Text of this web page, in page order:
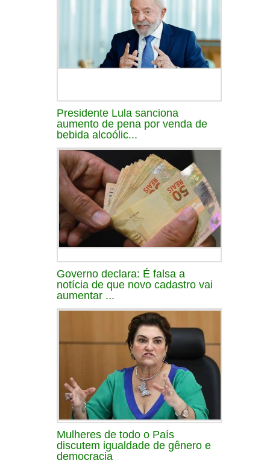
Presidente Lula sanciona
aumento de pena por venda de
bebida alcoólic...
Governo declara: É falsa a
notícia de que novo cadastro vai
aumentar ...
Mulheres de todo o País
discutem igualdade de gênero e
democracia